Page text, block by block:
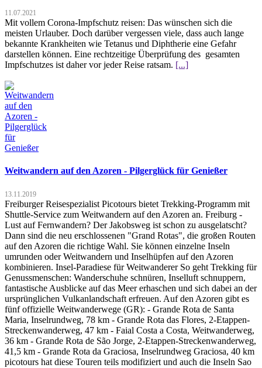
11.07.2021
Mit vollem Corona-Impfschutz reisen: Das wünschen sich die
meisten Urlauber. Doch darüber vergessen viele, dass auch lange
bekannte Krankheiten wie Tetanus und Diphtherie eine Gefahr
darstellen können. Eine rechtzeitige Überprüfung des gesamten
Impfschutzes ist daher vor jeder Reise ratsam. [...]
Weitwandern auf den Azoren - Pilgerglück für Genießer
13.11.2019
Freiburger Reisespezialist Picotours bietet Trekking-Programm mit
Shuttle-Service zum Weitwandern auf den Azoren an. Freiburg -
Lust auf Fernwandern? Der Jakobsweg ist schon zu ausgelatscht?
Dann sind die neu erschlossenen "Grand Rotas", die großen Routen
auf den Azoren die richtige Wahl. Sie können einzelne Inseln
umrunden oder Weitwandern und Inselhüpfen auf den Azoren
kombinieren. Insel-Paradiese für Weitwanderer So geht Trekking für
Genussmenschen: Wanderschuhe schnüren, Inselluft schnuppern,
fantastische Ausblicke auf das Meer erhaschen und sich dabei an der
ursprünglichen Vulkanlandschaft erfreuen. Auf den Azoren gibt es
fünf offizielle Weitwanderwege (GR): - Grande Rota de Santa
Maria, Inselrundweg, 78 km - Grande Rota das Flores, 2-Etappen-
Streckenwanderweg, 47 km - Faial Costa a Costa, Weitwanderweg,
36 km - Grande Rota de São Jorge, 2-Etappen-Streckenwanderweg,
41,5 km - Grande Rota da Graciosa, Inselrundweg Graciosa, 40 km
picotours hat diese Touren teils modifiziert und auch die Inseln Sao